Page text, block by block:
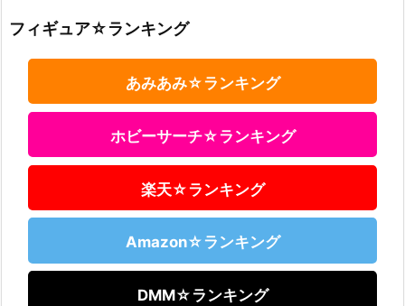
フィギュア☆ランキング
あみあみ☆ランキング
ホビーサーチ☆ランキング
楽天☆ランキング
Amazon☆ランキング
DMM☆ランキング